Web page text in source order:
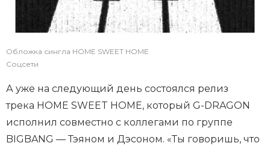
Обложка сингла HOME SWEET HOME
Соцсети
А уже на следующий день состоялся релиз
трека HOME SWEET HOME, который G-DRAGON
исполнил совместно с коллегами по группе
BIGBANG — Тэяном и Дэсоном. «Ты говоришь, что